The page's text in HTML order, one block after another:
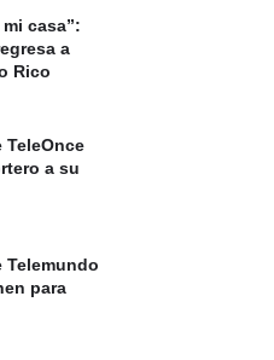
casa”:
a
Rico
TeleOnce
a su
Telemundo
para